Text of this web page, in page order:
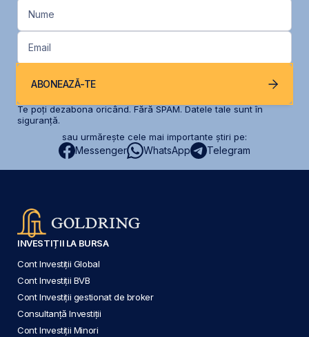
Nume
Email
ABONEAZĂ-TE
Te poți dezabona oricând. Fără SPAM. Datele tale sunt în
siguranță.
sau urmărește cele mai importante știri pe:
Messenger WhatsApp Telegram
INVESTIȚII LA BURSA
Cont Investiții Global
Cont Investiții BVB
Cont Investiții gestionat de broker
Consultanță Investiții
Cont Investiții Minori